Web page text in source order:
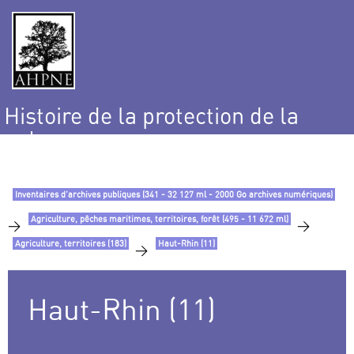
Histoire de la protection de la
nature
Inventaires d’archives publiques (341 - 32 127 ml - 2000 Go archives numériques)
> Agriculture, pêches maritimes, territoires, forêt (495 - 11 672 ml) >
Agriculture, territoires (183) > Haut-Rhin (11)
Haut-Rhin (11)